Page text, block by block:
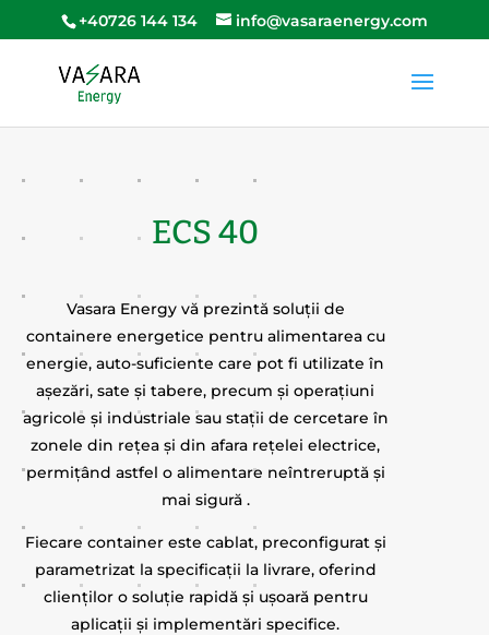
+40726 144 134 info@vasaraenergy.com
ECS 40
Vasara Energy vă prezintă soluții de
containere energetice pentru alimentarea cu
energie, auto-suficiente care pot fi utilizate în
așezări, sate și tabere, precum și operațiuni
agricole și industriale sau stații de cercetare în
zonele din rețea și din afara rețelei electrice,
permițând astfel o alimentare neîntreruptă și
mai sigură .
Fiecare container este cablat, preconfigurat și
parametrizat la specificații la livrare, oferind
clienților o soluție rapidă și ușoară pentru
aplicații și implementări specifice.